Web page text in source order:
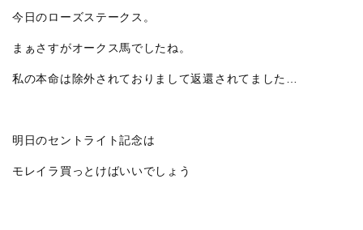
今日のローズステークス。
まぁさすがオークス馬でしたね。
私の本命は除外されておりまして返還されてました…
明日のセントライト記念は
モレイラ買っとけばいいでしょう